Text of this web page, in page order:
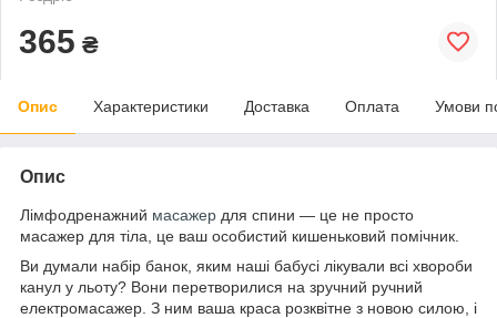
365 ₴
Опис Характеристики Доставка Оплата Умови
Опис
Лімфодренажний масажер для спини — це не просто
масажер для тіла, це ваш особистий кишеньковий помічник.
Ви думали набір банок, яким наші бабусі лікували всі хвороби
канул у льоту? Вони перетворилися на зручний ручний
електромасажер. З ним ваша краса розквітне з новою силою, і